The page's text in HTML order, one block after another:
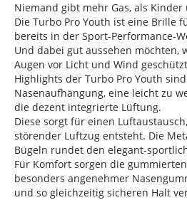
Niemand gibt mehr Gas, als Kinder
Die Turbo Pro Youth ist eine Brille
bereits in der Sport-Performance-
Und dabei gut aussehen möchten,
Augen vor Licht und Wind
Highlights der Turbo Pro Youth
Nasenaufhängung, eine leicht zu
die dezent integrierte Lüftung.
Diese sorgt für einen
störender Luftzug entsteht. Die
Bügeln rundet den elegant-
Für Komfort sorgen die
besonders angenehmer
und so gleichzeitig sicheren Halt